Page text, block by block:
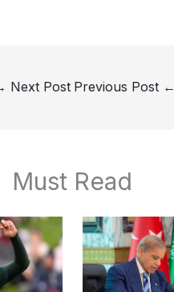
←
Next Post
Must Read